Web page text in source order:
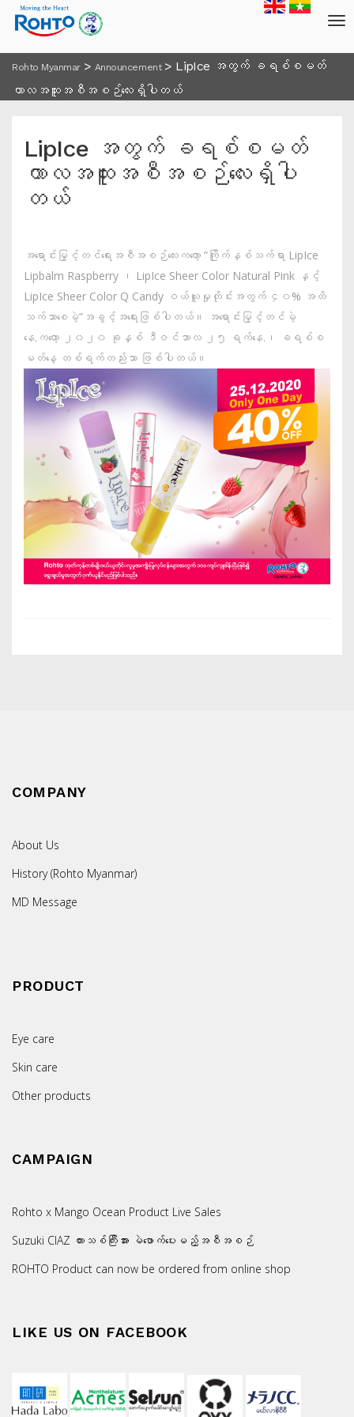
Rohto Myanmar> Announcement> LipIce အတွက် ခရစ်စမတ်
ကာလအထူးအစီအစဉ်လေးရှိပါတယ်
LipIce အတွက် ခရစ်စမတ်
ကာလအထူးအစီအစဉ်လေးရှိပါ
တယ်
အရောင်းမြှင့်တင်ရေးအစီအစဉ်လေးကတော့ “ကြိုက်နှစ်သက်ရာ LipIce
Lipbalm Raspberry ၊ LipIce Sheer Color Natural Pink နှင့်
LipIce Sheer Color Q Candy ဝယ်ယူမှုတိုင်းအတွက် ၄၀% အထိ
သက်သာစေမဲ့”အခွင့်အရေးဖြစ်ပါတယ်။ အရောင်းမြှင့်တင်မဲ့
နေ.ကတော့ ၂၀၂၀ ခုနှစ် ဒီဇင်ဘာလ ၂၅ ရက်နေ.၊ ခရစ်စ
မတ်နေ့ တစ်ရက်တည်းသာ ဖြစ်ပါတယ်။
COMPANY
About Us
History (Rohto Myanmar)
MD Message
PRODUCT
Eye care
Skin care
Other products
CAMPAIGN
Rohto x Mango Ocean Product Live Sales
Suzuki CIAZ ကားသစ်ကြီးအား မဲဖောက်ပေးမည့်အစီအစဉ်
ROHTO Product can now be ordered from online shop
LIKE US ON FACEBOOK